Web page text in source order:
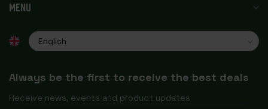
MENU
Always be the first to receive the best deals
Receive news, events and product updates